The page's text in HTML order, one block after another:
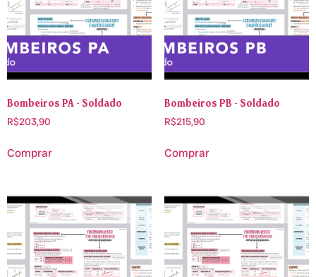
Bombeiros PA - Soldado
R$203,90
Comprar
Bombeiros PB - Soldado
R$215,90
Comprar